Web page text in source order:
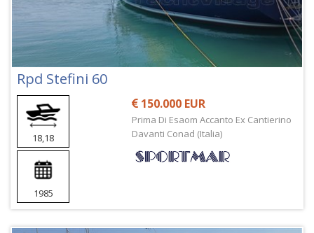
Rpd Stefini 60
18,18
1985
150.000 EUR
Prima Di Esaom Accanto Ex Cantierino
Davanti Conad (Italia)